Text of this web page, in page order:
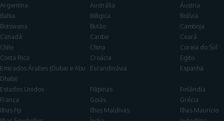
Argentina
Austrália
Áustria
Bahia
Bélgica
Bolívia
Botswana
Butão
Camboja
Canadá
Caribe
Ceará
Chile
China
Coreia do Sul
Costa Rica
Croácia
Egito
Emirados Árabes (Dubai e Abu
Dhabi)
Escandinávia Espanha
Estados Unidos Filipinas
Finlândia
França
Goiás
Grécia
Ilhas Fiji
Ilhas Maldivas
Ilhas Maurício